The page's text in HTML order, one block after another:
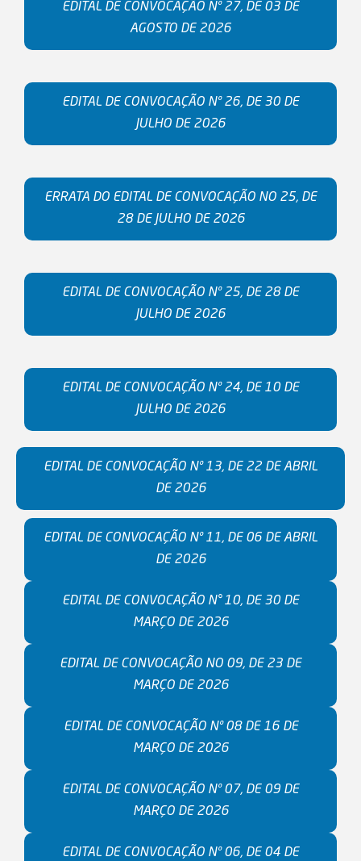
EDITAL DE CONVOCAÇÃO Nº 27, DE 03 DE
AGOSTO DE 2026
EDITAL DE CONVOCAÇÃO Nº 26, DE 30 DE
JULHO DE 2026
ERRATA DO EDITAL DE CONVOCAÇÃO NO 25, DE
28 DE JULHO DE 2026
EDITAL DE CONVOCAÇÃO Nº 25, DE 28 DE
JULHO DE 2026
EDITAL DE CONVOCAÇÃO Nº 24, DE 10 DE
JULHO DE 2026
EDITAL DE CONVOCAÇÃO Nº 13, DE 22 DE ABRIL
DE 2026
EDITAL DE CONVOCAÇÃO Nº 11, DE 06 DE ABRIL
DE 2026
EDITAL DE CONVOCAÇÃO N° 10, DE 30 DE
MARÇO DE 2026
EDITAL DE CONVOCAÇÃO NO 09, DE 23 DE
MARÇO DE 2026
EDITAL DE CONVOCAÇÃO Nº 08 DE 16 DE
MARÇO DE 2026
EDITAL DE CONVOCAÇÃO Nº 07, DE 09 DE
MARÇO DE 2026
EDITAL DE CONVOCAÇÃO Nº 06, DE 04 DE